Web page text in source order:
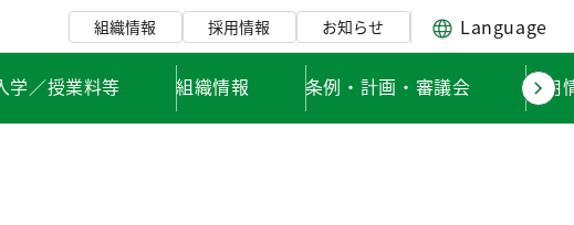
組織情報 採用情報 お知らせ Language
学／授業料等 組織情報 条例・計画・審議会 採用